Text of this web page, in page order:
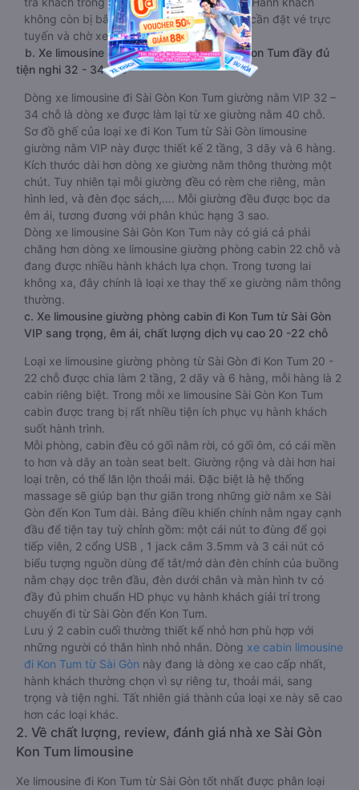
không còn bị bắt buộc ra bến xe để đi, chỉ cần đặt vé trực
tuyến và chờ xe đến đón.
b. Xe limousine giường nằm từ Sài Gòn đi Kon Tum đầy đủ
tiện nghi 32 - 34 chỗ
Dòng xe limousine đi Sài Gòn Kon Tum giường nằm VIP 32 –
34 chỗ là dòng xe được làm lại từ xe giường nằm 40 chỗ.
Sơ đồ ghế của loại xe đi Kon Tum từ Sài Gòn limousine
giường nằm VIP này được thiết kế 2 tầng, 3 dãy và 6 hàng.
Kích thước dài hơn dòng xe giường nằm thông thường một
chút. Tuy nhiên tại mỗi giường đều có rèm che riêng, màn
hình led, và đèn đọc sách,…. Mỗi giường đều được bọc da
êm ái, tương đương với phân khúc hạng 3 sao.
Dòng xe limousine Sài Gòn Kon Tum này có giá cả phải
chăng hơn dòng xe limousine giường phòng cabin 22 chỗ và
đang được nhiều hành khách lựa chọn. Trong tương lai
không xa, đây chính là loại xe thay thế xe giường nằm thông
thường.
c. Xe limousine giường phòng cabin đi Kon Tum từ Sài Gòn
VIP sang trọng, êm ái, chất lượng dịch vụ cao 20 -22 chỗ
Loại xe limousine giường phòng từ Sài Gòn đi Kon Tum 20 -
22 chỗ được chia làm 2 tầng, 2 dãy và 6 hàng, mỗi hàng là 2
cabin riêng biệt. Trong mỗi xe limousine Sài Gòn Kon Tum
cabin được trang bị rất nhiều tiện ích phục vụ hành khách
suốt hành trình.
Mỗi phòng, cabin đều có gối nằm rời, có gối ôm, có cái mền
to hơn và dây an toàn seat belt. Giường rộng và dài hơn hai
loại trên, có thể lăn lộn thoải mái. Đặc biệt là hệ thống
massage sẽ giúp bạn thư giãn trong những giờ nằm xe Sài
Gòn đến Kon Tum dài. Bảng điều khiển chính nằm ngay cạnh
đầu để tiện tay tuỳ chỉnh gồm: một cái nút to đùng để gọi
tiếp viên, 2 cổng USB , 1 jack cắm 3.5mm và 3 cái nút có
biểu tượng nguồn dùng để tắt/mở dàn đèn chính của buồng
nằm chạy dọc trên đầu, đèn dưới chân và màn hình tv có
đầy đủ phim chuẩn HD phục vụ hành khách giải trí trong
chuyến đi từ Sài Gòn đến Kon Tum.
Lưu ý 2 cabin cuối thường thiết kế nhỏ hơn phù hợp với
những người có thân hình nhỏ nhắn. Dòng xe cabin limousine
đi Kon Tum từ Sài Gòn này đang là dòng xe cao cấp nhất,
hành khách thường chọn vì sự riêng tư, thoải mái, sang
trọng và tiện nghi. Tất nhiên giá thành của loại xe này sẽ cao
hơn các loại khác.
2. Về chất lượng, review, đánh giá nhà xe Sài Gòn
Kon Tum limousine
Xe limousine đi Kon Tum từ Sài Gòn tốt nhất được phân loại